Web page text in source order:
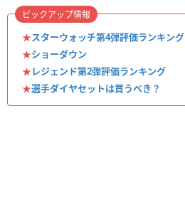
★スターウォッチ第4弾評価ランキング
★ショーダウン
★レジェンド第2弾評価ランキング
★選手ダイヤセットは買うべき？
ピックアップ情報